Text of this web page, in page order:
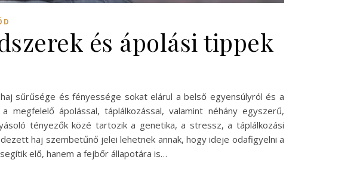
és ápolási tippek
sűrűsége és fényessége sokat elárul a belső egyensúlyról és a
ápolással, táplálkozással, valamint néhány egyszerű,
tényezők közé tartozik a genetika, a stressz, a táplálkozási
haj szembetűnő jelei lehetnek annak, hogy ideje odafigyelni a
elő, hanem a fejbőr állapotára is…